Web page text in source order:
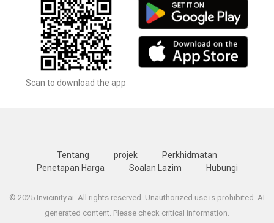
Scan to download the app
Tentang projek
Perkhidmatan
Penetapan Harga
Soalan Lazim Hubungi
© 2025 Invicinity.ai. All rights reserved. Unauthorized use is prohibited. AI
generated content. Please check critical information.